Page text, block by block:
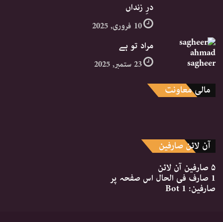
درِ زنداں
10 فروری, 2025
مراد تو ہے
23 ستمبر, 2025
مالی معاونت
آن لائن صارفین
۵ صارفین
آن لائن
1 صارف فی الحال اس صفحہ پر
صارفین: 1 Bot